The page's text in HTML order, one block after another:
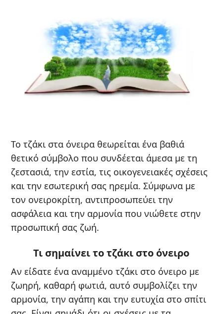
Το τζάκι στα όνειρα θεωρείται ένα βαθιά
θετικό σύμβολο που συνδέεται άμεσα με τη
ζεστασιά, την εστία, τις οικογενειακές σχέσεις
και την εσωτερική σας ηρεμία. Σύμφωνα με
τον ονειροκρίτη, αντιπροσωπεύει την
ασφάλεια και την αρμονία που νιώθετε στην
προσωπική σας ζωή.
Τι σημαίνει το τζάκι στο όνειρο
Αν είδατε ένα αναμμένο τζάκι στο όνειρο με
ζωηρή, καθαρή φωτιά, αυτό συμβολίζει την
αρμονία, την αγάπη και την ευτυχία στο σπίτι